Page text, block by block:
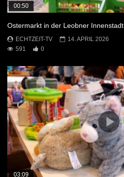
00:50
Ostermarkt in der Leobner Innenstadt
ECHTZEIT-TV
14. APRIL 2026
591
0
03:09